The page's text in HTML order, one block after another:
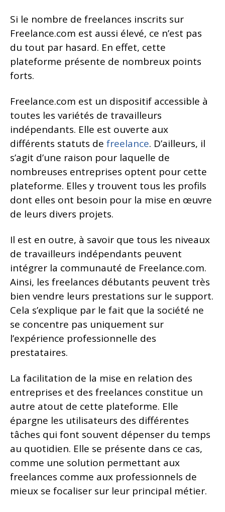
Si le nombre de freelances inscrits sur
Freelance.com est aussi élevé, ce n’est pas
du tout par hasard. En effet, cette
plateforme présente de nombreux points
forts.
Freelance.com est un dispositif accessible à
toutes les variétés de travailleurs
indépendants. Elle est ouverte aux
différents statuts de freelance. D’ailleurs, il
s’agit d’une raison pour laquelle de
nombreuses entreprises optent pour cette
plateforme. Elles y trouvent tous les profils
dont elles ont besoin pour la mise en œuvre
de leurs divers projets.
Il est en outre, à savoir que tous les niveaux
de travailleurs indépendants peuvent
intégrer la communauté de Freelance.com.
Ainsi, les freelances débutants peuvent très
bien vendre leurs prestations sur le support.
Cela s’explique par le fait que la société ne
se concentre pas uniquement sur
l’expérience professionnelle des
prestataires.
La facilitation de la mise en relation des
entreprises et des freelances constitue un
autre atout de cette plateforme. Elle
épargne les utilisateurs des différentes
tâches qui font souvent dépenser du temps
au quotidien. Elle se présente dans ce cas,
comme une solution permettant aux
freelances comme aux professionnels de
mieux se focaliser sur leur principal métier.